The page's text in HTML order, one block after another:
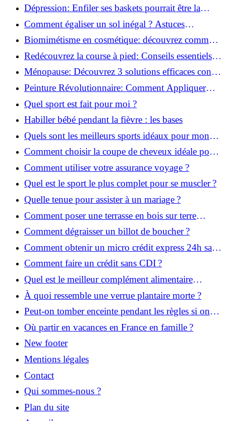
comment les fermes verticales transforment la
beauté!
Dépression: Enfiler ses baskets pourrait être la
solution!
Comment égaliser un sol inégal ? Astuces
infaillibles pour réussir !
Biomimétisme en cosmétique: découvrez comment
la nature inspire l'avenir des soins beauté!
Redécouvrez la course à pied: Conseils essentiels
pour reprendre!
Ménopause: Découvrez 3 solutions efficaces contre
les bouffées de chaleur!
Peinture Révolutionnaire: Comment Appliquer
Deux Couleurs Sur Une Porte!
Quel sport est fait pour moi ?
Habiller bébé pendant la fièvre : les bases
Quels sont les meilleurs sports idéaux pour mon
enfant ?
Comment choisir la coupe de cheveux idéale pour
votre visage ?
Comment utiliser votre assurance voyage ?
Quel est le sport le plus complet pour se muscler ?
Quelle tenue pour assister à un mariage ?
Comment poser une terrasse en bois sur terre
battue ?
Comment dégraisser un billot de boucher ?
Comment obtenir un micro crédit express 24h sans
justificatif ?
Comment faire un crédit sans CDI ?
Quel est le meilleur complément alimentaire
cheveux efficace ? Notre avis dans cet article
À quoi ressemble une verrue plantaire morte ?
Peut-on tomber enceinte pendant les règles si on
prend la pilule ?
Où partir en vacances en France en famille ?
New footer
Mentions légales
Contact
Qui sommes-nous ?
Plan du site